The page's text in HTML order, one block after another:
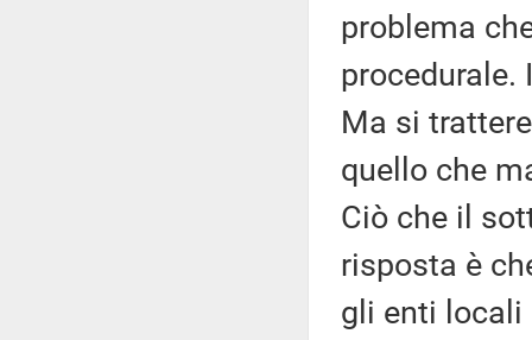
problema
procedurale.
Ma si
quello che
Ciò che il
risposta è
gli enti locali